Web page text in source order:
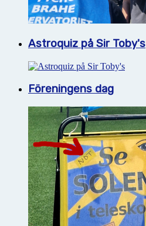
Astroquiz på Sir Toby's
Föreningens dag